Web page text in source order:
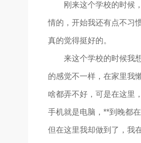
刚来这个学校的时候，
情的，开始我还有点不习
真的觉得挺好的。
来这个学校的时候我想
的感觉不一样，在家里我
啥都弄不好，可是在这里
手机就是电脑，**到晚都
但在这里我却做到了，我